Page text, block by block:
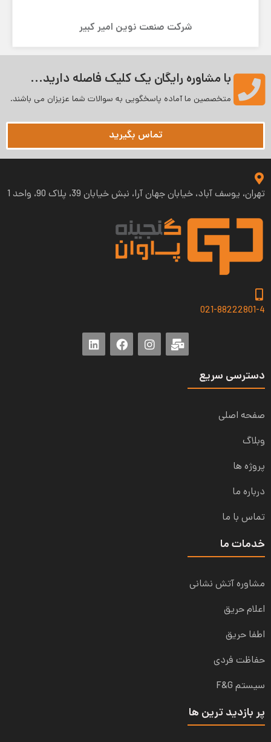
شرکت صنعت نوین امیر کبیر
با مشاوره رایگان یک کلیک فاصله دارید...
متخصصین ما آماده پاسخگویی به سوالات شما عزیزان می‌ باشند.
تماس بگیرید
تهران، یوسف آباد، خیابان جهان آرا، نبش خیابان 39، پلاک 90، واحد 1
021-88222801-4
دسترسی سریع
صفحه اصلی
وبلاگ
پروژه ها
درباره ما
تماس با ما
خدمات ما
مشاوره آتش نشانی
اعلام حریق
اطفا حریق
حفاظت فردی
سیستم F&G
پر بازدید ترین ها